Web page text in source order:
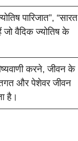
पारिजात”, “सारत
वैदिक ज्योतिष के
करने, जीवन के
और पेशेवर जीवन
है।